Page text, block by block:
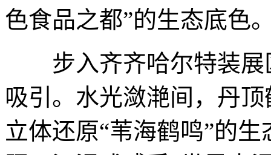
色食品之都”的生态底
步入齐齐哈尔特装展
吸引。水光潋滟间，丹
立体还原“苇海鹤鸣”的